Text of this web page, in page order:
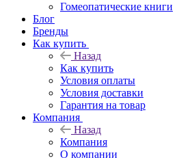
Гомеопатические книги
Блог
Бренды
Как купить
Назад
Как купить
Условия оплаты
Условия доставки
Гарантия на товар
Компания
Назад
Компания
О компании